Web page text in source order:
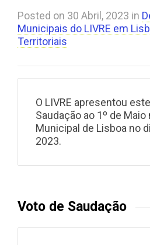
Posted on 30 Abril, 2023 in
Municipais do LIVRE em
Territoriais
O LIVRE apresentou
Saudação ao 1º de
Municipal de Lisboa no
2023.
Voto de Saudação